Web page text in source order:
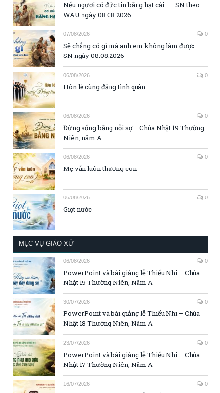
Nếu ngươi có đức tin bằng hạt cải… – SN theo
WAU ngày 08.08.2026
07/08/2026 0
Sẽ chẳng có gì mà anh em không làm được –
SN ngày 08.08.2026
06/08/2026 0
Hôn lễ cùng đấng tình quân
06/08/2026 0
Đừng sống bằng nỗi sợ – Chúa Nhật 19 Thường
Niên, năm A
06/08/2026 0
Mẹ vẫn luôn thương con
06/08/2026 0
Giọt nước
MỤC VỤ GIÁO XỨ
06/08/2026 0
PowerPoint và bài giảng lễ Thiếu Nhi – Chúa
Nhật 19 Thường Niên, Năm A
30/07/2026 0
PowerPoint và bài giảng lễ Thiếu Nhi – Chúa
Nhật 18 Thường Niên, Năm A
23/07/2026 0
PowerPoint và bài giảng lễ Thiếu Nhi – Chúa
Nhật 17 Thường Niên, Năm A
16/07/2026 0